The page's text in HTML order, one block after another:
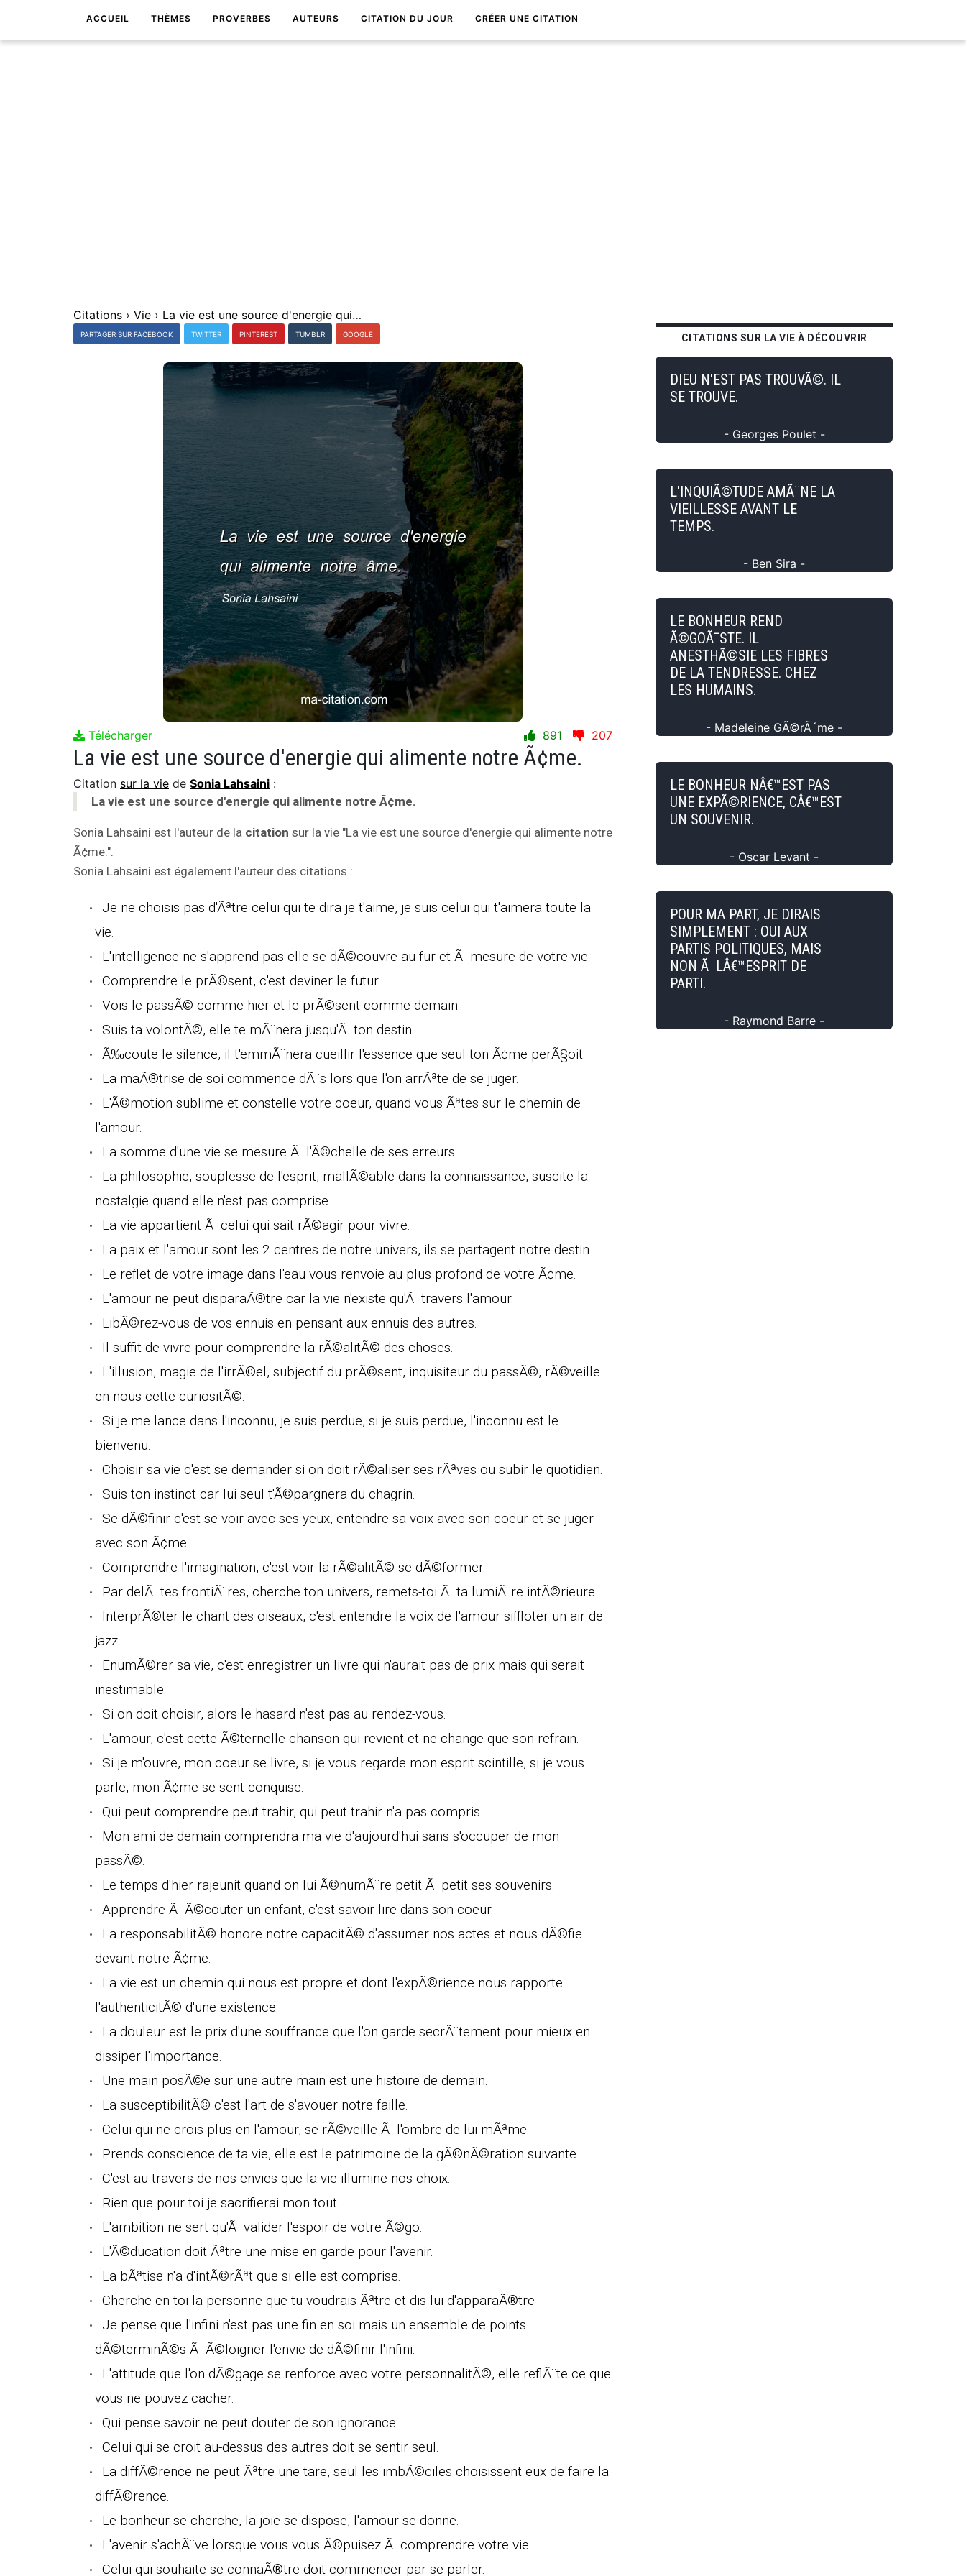
ACCUEIL THÈMES PROVERBES AUTEURS CITATION DU JOUR CRÉER UNE CITATION
Citations › Vie › La vie est une source d'energie qui alimente notre Ã¢me.
PARTAGER SUR FACEBOOK TWITTER PINTEREST TUMBLR GOOGLE
Télécharger 891 207
La vie est une source d'energie qui alimente notre Ã¢me.
Citation sur la vie de Sonia Lahsaini :
La vie est une source d'energie qui alimente notre Ã¢me.
Sonia Lahsaini est l'auteur de la citation sur la vie "La vie est une source d'energie qui alimente notre
Ã¢me.".
Sonia Lahsaini est également l'auteur des citations :
Je ne choisis pas d'Ãªtre celui qui te dira je t'aime, je suis celui qui t'aimera toute la
vie.
L'intelligence ne s'apprend pas elle se dÃ©couvre au fur et Ã mesure de votre vie.
Comprendre le prÃ©sent, c'est deviner le futur.
Vois le passÃ© comme hier et le prÃ©sent comme demain.
Suis ta volontÃ©, elle te mÃ¨nera jusqu'Ã ton destin.
Ã‰coute le silence, il t'emmÃ¨nera cueillir l'essence que seul ton Ã¢me perÃ§oit.
La maÃ®trise de soi commence dÃ¨s lors que l'on arrÃªte de se juger.
L'Ã©motion sublime et constelle votre coeur, quand vous Ãªtes sur le chemin de
l'amour.
La somme d'une vie se mesure Ã l'Ã©chelle de ses erreurs.
La philosophie, souplesse de l'esprit, mallÃ©able dans la connaissance, suscite la
nostalgie quand elle n'est pas comprise.
La vie appartient Ã celui qui sait rÃ©agir pour vivre.
La paix et l'amour sont les 2 centres de notre univers, ils se partagent notre destin.
Le reflet de votre image dans l'eau vous renvoie au plus profond de votre Ã¢me.
L'amour ne peut disparaÃ®tre car la vie n'existe qu'Ã travers l'amour.
LibÃ©rez-vous de vos ennuis en pensant aux ennuis des autres.
Il suffit de vivre pour comprendre la rÃ©alitÃ© des choses.
L'illusion, magie de l'irrÃ©el, subjectif du prÃ©sent, inquisiteur du passÃ©, rÃ©veille
en nous cette curiositÃ©.
Si je me lance dans l'inconnu, je suis perdue, si je suis perdue, l'inconnu est le
bienvenu.
Choisir sa vie c'est se demander si on doit rÃ©aliser ses rÃªves ou subir le quotidien.
Suis ton instinct car lui seul t'Ã©pargnera du chagrin.
Se dÃ©finir c'est se voir avec ses yeux, entendre sa voix avec son coeur et se juger
avec son Ã¢me.
Comprendre l'imagination, c'est voir la rÃ©alitÃ© se dÃ©former.
Par delÃ tes frontiÃ¨res, cherche ton univers, remets-toi Ã ta lumiÃ¨re intÃ©rieure.
InterprÃ©ter le chant des oiseaux, c'est entendre la voix de l'amour siffloter un air de
jazz.
EnumÃ©rer sa vie, c'est enregistrer un livre qui n'aurait pas de prix mais qui serait
inestimable.
Si on doit choisir, alors le hasard n'est pas au rendez-vous.
L'amour, c'est cette Ã©ternelle chanson qui revient et ne change que son refrain.
Si je m'ouvre, mon coeur se livre, si je vous regarde mon esprit scintille, si je vous
parle, mon Ã¢me se sent conquise.
Qui peut comprendre peut trahir, qui peut trahir n'a pas compris.
Mon ami de demain comprendra ma vie d'aujourd'hui sans s'occuper de mon
passÃ©.
Le temps d'hier rajeunit quand on lui Ã©numÃ¨re petit Ã petit ses souvenirs.
Apprendre Ã Ã©couter un enfant, c'est savoir lire dans son coeur.
La responsabilitÃ© honore notre capacitÃ© d'assumer nos actes et nous dÃ©fie
devant notre Ã¢me.
La vie est un chemin qui nous est propre et dont l'expÃ©rience nous rapporte
l'authenticitÃ© d'une existence.
La douleur est le prix d'une souffrance que l'on garde secrÃ¨tement pour mieux en
dissiper l'importance.
Une main posÃ©e sur une autre main est une histoire de demain.
La susceptibilitÃ© c'est l'art de s'avouer notre faille.
Celui qui ne crois plus en l'amour, se rÃ©veille Ã l'ombre de lui-mÃªme.
Prends conscience de ta vie, elle est le patrimoine de la gÃ©nÃ©ration suivante.
C'est au travers de nos envies que la vie illumine nos choix.
Rien que pour toi je sacrifierai mon tout.
L'ambition ne sert qu'Ã valider l'espoir de votre Ã©go.
L'Ã©ducation doit Ãªtre une mise en garde pour l'avenir.
La bÃªtise n'a d'intÃ©rÃªt que si elle est comprise.
Cherche en toi la personne que tu voudrais Ãªtre et dis-lui d'apparaÃ®tre
Je pense que l'infini n'est pas une fin en soi mais un ensemble de points
dÃ©terminÃ©s Ã Ã©loigner l'envie de dÃ©finir l'infini.
L'attitude que l'on dÃ©gage se renforce avec votre personnalitÃ©, elle reflÃ¨te ce que
vous ne pouvez cacher.
Qui pense savoir ne peut douter de son ignorance.
Celui qui se croit au-dessus des autres doit se sentir seul.
La diffÃ©rence ne peut Ãªtre une tare, seul les imbÃ©ciles choisissent eux de faire la
diffÃ©rence.
Le bonheur se cherche, la joie se dispose, l'amour se donne.
L'avenir s'achÃ¨ve lorsque vous vous Ã©puisez Ã comprendre votre vie.
Celui qui souhaite se connaÃ®tre doit commencer par se parler.
CITATIONS SUR LA VIE À DÉCOUVRIR
DIEU N'EST PAS TROUVÃ©. IL
SE TROUVE.
- Georges Poulet -
L'INQUIÃ©TUDE AMÃ¨NE LA
VIEILLESSE AVANT LE
TEMPS.
- Ben Sira -
LE BONHEUR REND
Ã©GOÃ¯STE. IL
ANESTHÃ©SIE LES FIBRES
DE LA TENDRESSE. CHEZ
LES HUMAINS.
- Madeleine GÃ©rÃ´me -
LE BONHEUR NÂ€™EST PAS
UNE EXPÃ©RIENCE, CÂ€™EST
UN SOUVENIR.
- Oscar Levant -
POUR MA PART, JE DIRAIS
SIMPLEMENT : OUI AUX
PARTIS POLITIQUES, MAIS
NON Ã LÂ€™ESPRIT DE
PARTI.
- Raymond Barre -